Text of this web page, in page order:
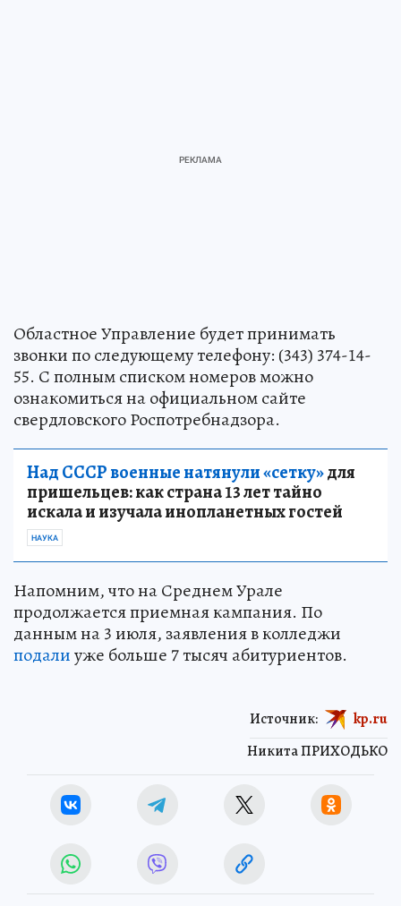
Областное Управление будет принимать
звонки по следующему телефону: (343) 374-14-
55. С полным списком номеров можно
ознакомиться на официальном сайте
свердловского Роспотребнадзора.
Над СССР военные натянули «сетку»для
пришельцев: как страна 13 лет тайно
искала и изучала инопланетных гостей
НАУКА
Напомним, что на Среднем Урале
продолжается приемная кампания. По
данным на 3 июля, заявления в колледжи
подалиуже больше 7 тысяч абитуриентов.
Никита ПРИХОДЬКО
Источник: kp.ru